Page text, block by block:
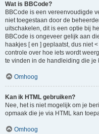
Wat is BBCode?
BBCode is een vereenvoudigde
niet toegestaan door de
uitschakelen, dit is een optie bij
BBCode is ongeveer gelijk aan
haakjes [ en ] geplaatst, dus niet
controle over hoe iets wordt
te vinden in de handleiding die je
Omhoog
Kan ik HTML gebruiken?
Nee, het is niet mogelijk om je
opmaak die je via HTML kan
Omhoog